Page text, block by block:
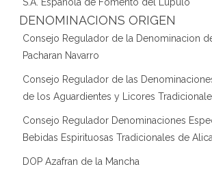
DENOMINACIONS ORIGEN
Consejo Regulador de la Denominacion
Pacharan Navarro
Consejo Regulador de las
de los Aguardientes y Licores
Consejo Regulador Denominaciones
Bebidas Espirituosas Tradicionales de
DOP Azafran de la Mancha